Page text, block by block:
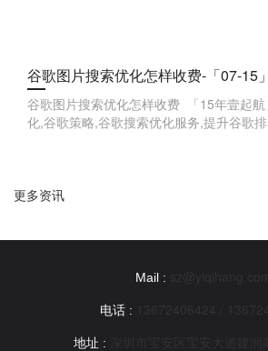
谷歌图片搜索优化怎样收费-「07-15」
谷歌图片搜索优化怎样收费 「15年壹起
化,谷歌策略,谷歌搜索优化服务,提升谷歌
更多资讯
Mail :
电话 :
地址 :